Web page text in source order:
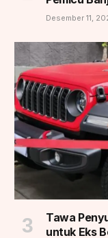
Desember 11,
Tawa
untuk Eks